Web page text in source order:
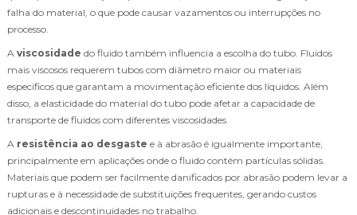
falha do material, o que pode causar vazamentos ou interrupções no
processo.
A viscosidade do fluido também influencia a escolha do tubo. Fluidos
mais viscosos requerem tubos com diâmetro maior ou materiais
específicos que garantam a movimentação eficiente dos líquidos. Além
disso, a elasticidade do material do tubo pode afetar a capacidade de
transporte de fluidos com diferentes viscosidades.
A resistência ao desgaste e à abrasão é igualmente importante,
principalmente em aplicações onde o fluido contém partículas sólidas.
Materiais que podem ser facilmente danificados por abrasão podem levar a
rupturas e à necessidade de substituições frequentes, gerando custos
adicionais e descontinuidades no trabalho.